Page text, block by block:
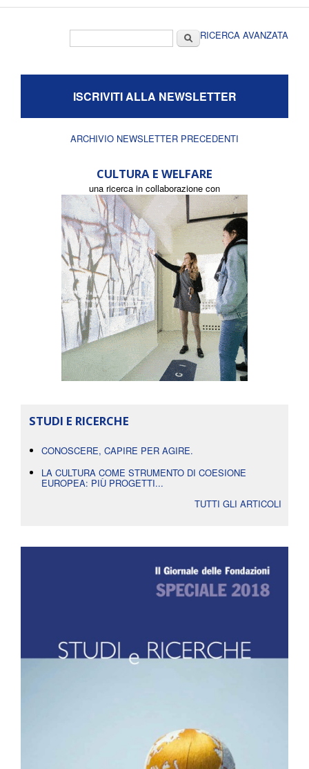
CercaRICERCA AVANZATA
ISCRIVITI ALLA NEWSLETTER
ARCHIVIO NEWSLETTER PRECEDENTI
CULTURA E WELFARE
una ricerca in collaborazione con
STUDI E RICERCHE
CONOSCERE, CAPIRE PER AGIRE.
LA CULTURA COME STRUMENTO DI COESIONE
EUROPEA: PIÙ PROGETTI...
TUTTI GLI ARTICOLI